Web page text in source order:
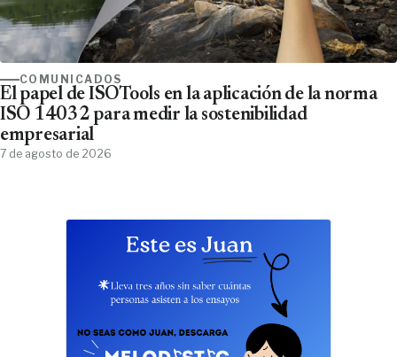
COMUNICADOS
El papel de ISOTools en la aplicación de la norma
ISO 14032 para medir la sostenibilidad
empresarial
7 de agosto de 2026